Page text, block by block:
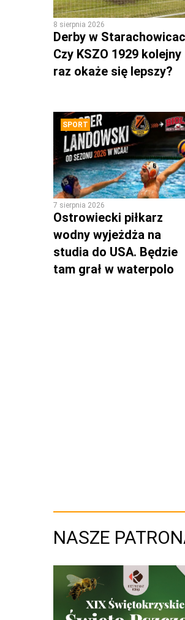
8 sierpnia 2026
Derby w
Czy KSZO 1929 kolejny
raz okaże się lepszy?
SPORT
7 sierpnia 2026
Ostrowiecki piłkarz
wodny wyjeżdża na
studia do USA. Będzie
tam grał w waterpolo
NASZE